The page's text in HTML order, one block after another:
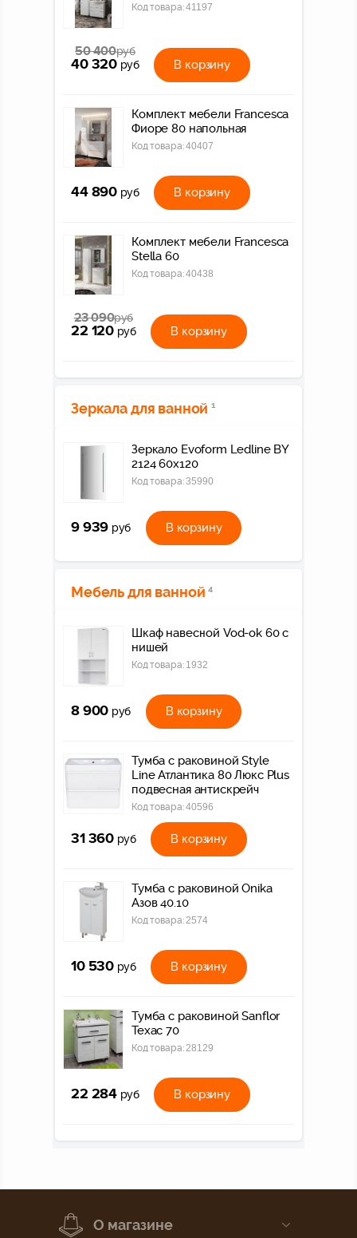
Код товара:41197
50 400руб
40 320 руб В корзину
Комплект мебели Francesca
Фиоре 80 напольная
Код товара:40407
44 890 руб В корзину
Комплект мебели Francesca
Stella 60
Код товара:40438
23 090руб
22 120 руб В корзину
Зеркала для ванной 1
Зеркало Evoform Ledline BY
2124 60x120
Код товара:35990
9 939 руб В корзину
Мебель для ванной 4
Шкаф навесной Vod-ok 60 с
нишей
Код товара: 1932
8 900 руб В корзину
Тумба с раковиной Style
Line Атлантика 80 Люкс Plus
подвесная антискрейч
Код товара:40596
31 360 руб В корзину
Тумба с раковиной Onika
Азов 40.10
Код товара:2574
10 530 руб В корзину
Тумба с раковиной Sanflor
Техас 70
Код товара:28129
22 284 руб В корзину
О магазине